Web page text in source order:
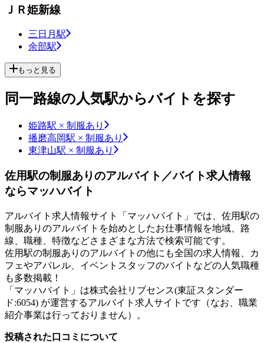
ＪＲ姫新線
三日月駅
余部駅
もっと見る
同一路線の人気駅からバイトを探す
姫路駅 × 制服あり
播磨高岡駅 × 制服あり
東津山駅 × 制服あり
佐用駅の制服ありのアルバイト／バイト求人情報
ならマッハバイト
アルバイト求人情報サイト「マッハバイト」では、佐用駅の
制服ありのアルバイトを始めとしたお仕事情報を地域、路
線、職種、特徴などさまざまな方法で検索可能です。
佐用駅の制服ありのアルバイトの他にも全国の求人情報、カ
フェやアパレル、イベントスタッフのバイトなどの人気職種
も多数掲載！
「マッハバイト」は株式会社リブセンス(東証スタンダー
ド:6054) が運営するアルバイト求人サイトです（なお、職業
紹介事業は行っておりません）。
投稿された口コミについて